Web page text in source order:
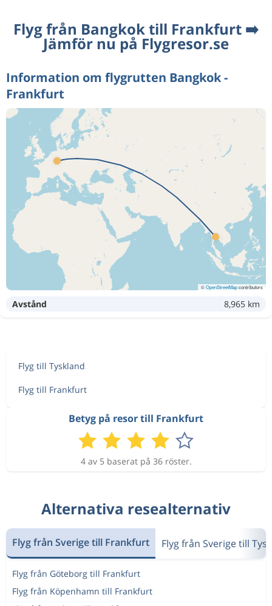
Flyg från Bangkok till Frankfurt ➡️
Jämför nu på Flygresor.se
Information om flygrutten Bangkok -
Frankfurt
©OpenStreetMapcontributors
Avstånd 8,965 km
Flyg till Tyskland
Flyg till Frankfurt
Betyg på resor till Frankfurt
4 av 5 baserat på 36 röster.
Alternativa resealternativ
Flyg från Sverige till Frankfurt Flyg från Sverige till
Flyg från Göteborg till Frankfurt
Flyg från Köpenhamn till Frankfurt